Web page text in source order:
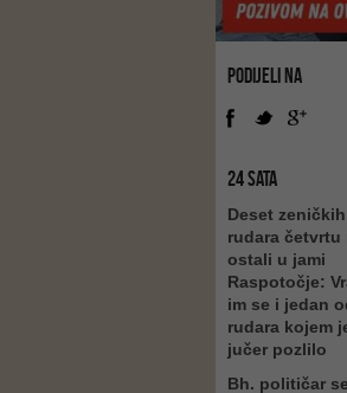
PODIJELI NA
24 SATA
Deset zeničkih
rudara četvrtu
ostali u jami
Raspotočje:
im se i jedan
rudara kojem
jučer pozlilo
Bh. političar se